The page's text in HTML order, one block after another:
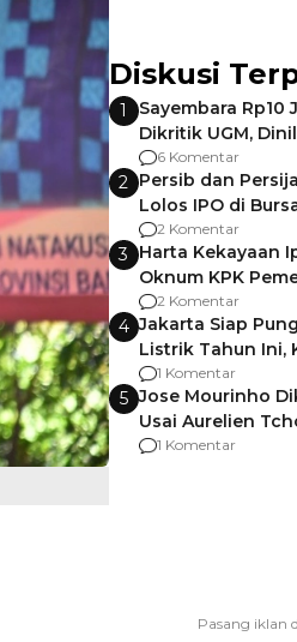
Diskusi
1
Sayembara Rp10
Dikritik UGM,
Gagalnya Negara
6 Komentar
2 Persib dan
Lolos IPO di
2 Komentar
3 Harta Kekayaan
Oknum KPK
Pemalang
2 Komentar
4 Jakarta Siap
Listrik Tahun Ini,
Kena hingga 75%
1 Komentar
5 Jose Mourinho
Usai Aurelien
Manchester
1 Komentar